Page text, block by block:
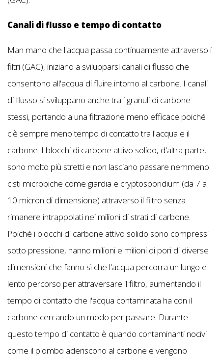
Canali di flusso e tempo di contatto
Man mano che l'acqua passa continuamente attraverso i
filtri (GAC), iniziano a svilupparsi canali di flusso che
consentono all'acqua di fluire intorno al carbone. I canali
di flusso si sviluppano anche tra i granuli di carbone
stessi, portando a una filtrazione meno efficace poiché
c'è sempre meno tempo di contatto tra l'acqua e il
carbone. I blocchi di carbone attivo solido, d'altra parte,
sono molto più stretti e non lasciano passare nemmeno
cisti microbiche come giardia e cryptosporidium (da 7 a
10 micron di dimensione) attraverso il filtro senza
rimanere intrappolati nei milioni di strati di carbone.
Poiché i blocchi di carbone attivo solido sono compressi
sotto pressione, hanno milioni e milioni di pori di diverse
dimensioni che fanno sì che l'acqua percorra un lungo e
lento percorso per attraversare il filtro, aumentando il
tempo di contatto che l'acqua contaminata ha con il
carbone cercando un modo per passare. Durante
questo tempo di contatto è quando contaminanti nocivi
come il piombo aderiscono al carbone e vengono